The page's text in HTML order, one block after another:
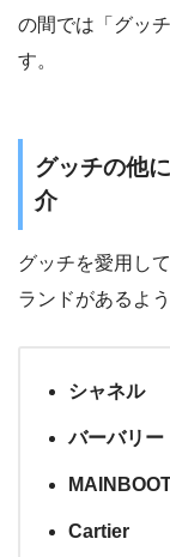
の間では「グッ
す。
グッチの他
介
グッチを愛用し
ランドがあるよう
シャネル
バーバリー
Cartier